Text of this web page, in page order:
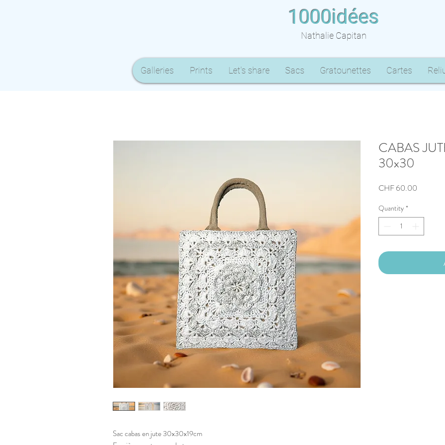
1000idées
Nathalie Capitan
Galleries Prints Let's share Sacs Gratounettes Cartes
Sac cabas en jute 30x30x19cm
CABAS
30x30
CHF 60.00
Quantity *